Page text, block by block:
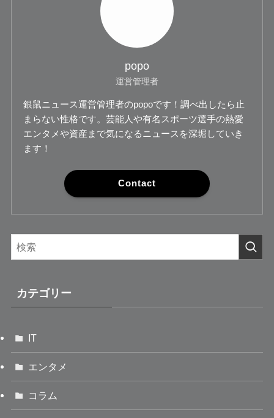
popo
運営管理者
銀鼠ニュース運営管理者のpopoです！調べ出したら止
まらない性格です。芸能人や有名スポーツ選手の熱愛
エンタメや資産まで気になるニュースを深堀していき
ます！
Contact
カテゴリー
IT
エンタメ
コラム